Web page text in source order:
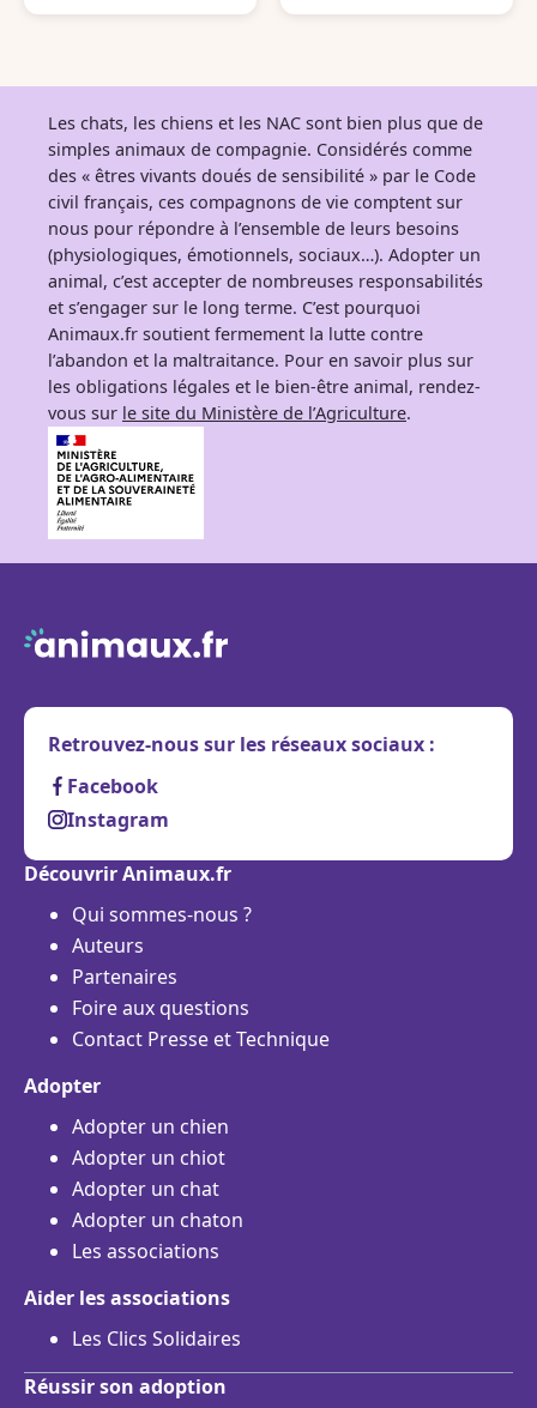
France
France
Les chats, les chiens et les NAC sont bien plus que de
simples animaux de compagnie. Considérés comme
des « êtres vivants doués de sensibilité » par le Code
civil français, ces compagnons de vie comptent sur
nous pour répondre à l’ensemble de leurs besoins
(physiologiques, émotionnels, sociaux…). Adopter un
animal, c’est accepter de nombreuses responsabilités
et s’engager sur le long terme. C’est pourquoi
Animaux.fr soutient fermement la lutte contre
l’abandon et la maltraitance. Pour en savoir plus sur
les obligations légales et le bien-être animal, rendez-
vous sur le site du Ministère de l’Agriculture.
Retrouvez-nous sur les réseaux sociaux :
Facebook
Instagram
Découvrir Animaux.fr
Qui sommes-nous ?
Auteurs
Partenaires
Foire aux questions
Contact Presse et Technique
Adopter
Adopter un chien
Adopter un chiot
Adopter un chat
Adopter un chaton
Les associations
Aider les associations
Les Clics Solidaires
Réussir son adoption